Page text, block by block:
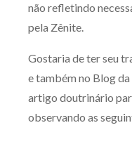
não refletindo
pela Zênite.
Gostaria de ter seu
e também no Blog da
artigo doutrinário
observando as